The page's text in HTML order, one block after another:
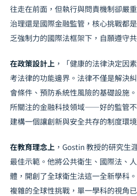
往走在前面，但執行與問責機制卻嚴
治理還是國際金融監管，核心挑戰都
乏強制力的國際法框架下，自願遵守
在政策設計上 ，「健康的法律決定因
考法律的功能邊界。法律不僅是解決
會條件、預防系統性風險的基礎設施
所關注的金融科技領域——好的監管
建構一個讓創新與安全共存的制度環境
在教育理念上 ，Gostin 教授的研究生
最佳示範。他將公共衛生、國際法、
體，開創了全球衛生法這一全新學科
複雜的全球性挑戰，單一學科的視